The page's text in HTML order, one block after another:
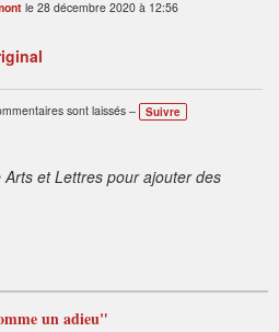
le 28 décembre 2020 à 12:56
sont laissés – Suivre
et Lettres pour ajouter des
un adieu"